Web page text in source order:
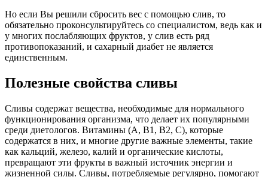
Но если Вы решили сбросить вес с помощью слив, то
обязательно проконсультируйтесь со специалистом, ведь как и
у многих послабляющих фруктов, у слив есть ряд
противопоказаний, и сахарный диабет не является
единственным.
Полезные свойства сливы
Сливы содержат вещества, необходимые для нормального
функционирования организма, что делает их популярными
среди диетологов. Витамины (A, B1, B2, C), которые
содержатся в них, и многие другие важные элементы, такие
как кальций, железо, калий и органические кислоты,
превращают эти фрукты в важный источник энергии и
жизненной силы. Сливы, потребляемые регулярно, помогают